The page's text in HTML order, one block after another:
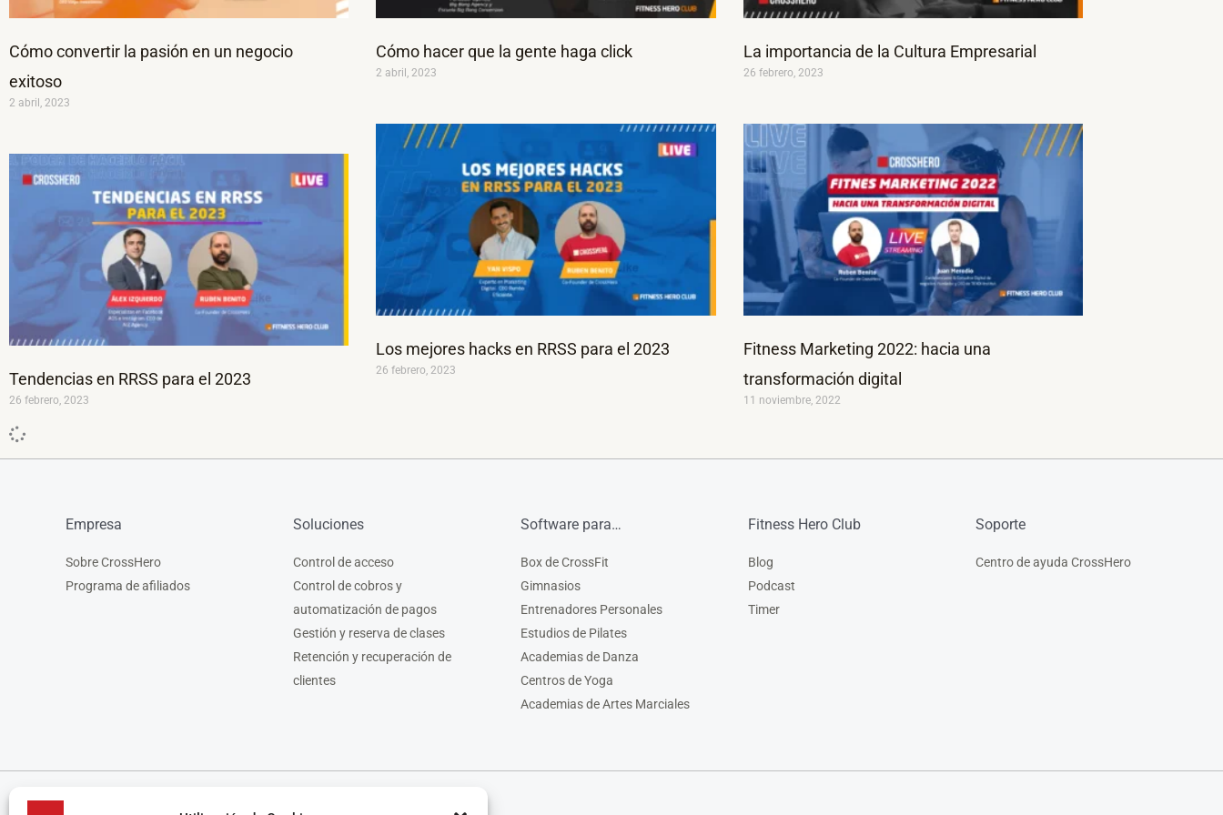
Cómo convertir la pasión en un negocio
exitoso
2 abril, 2023
Cómo hacer que la gente haga click
2 abril, 2023
La importancia de la Cultura Empresarial
26 febrero, 2023
Tendencias en RRSS para el 2023
26 febrero, 2023
Los mejores hacks en RRSS para el 2023
26 febrero, 2023
Fitness Marketing 2022: hacia una
transformación digital
11 noviembre, 2022
Empresa
Sobre CrossHero
Programa de afiliados
Soluciones
Control de acceso
Control de cobros y
automatización de pagos
Gestión y reserva de clases
Retención y recuperación de
clientes
Software para…
Box de CrossFit
Gimnasios
Entrenadores Personales
Estudios de Pilates
Academias de Danza
Centros de Yoga
Academias de Artes Marciales
Fitness Hero Club
Blog
Podcast
Timer
Soporte
Centro de ayuda CrossHero